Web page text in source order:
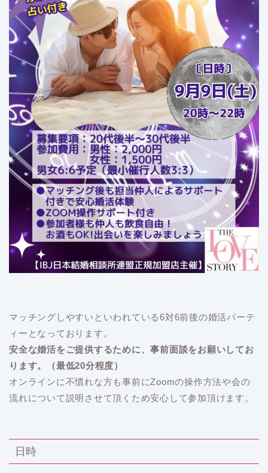
マッチングしやすいといわれている6対6前後の婚活パーテ
ィーとなっております。
安全な婚活をご提供するために、事前面談をお願いしてお
ります。（最低20分程度）
オンラインに不慣れな方も事前にZoomの操作方法や会の
流れについて説明させて頂くため安心して参加頂けます。
日時